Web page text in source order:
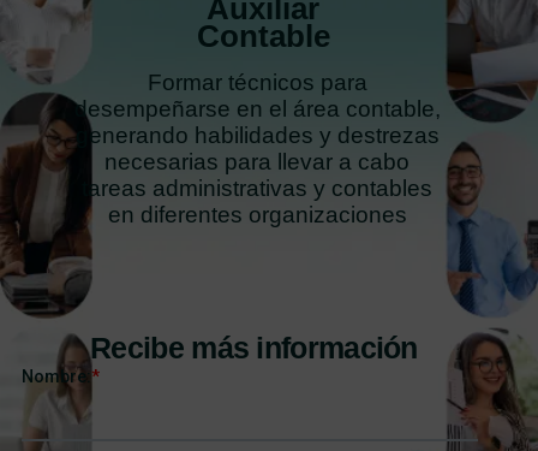
Auxiliar
Contable
Formar técnicos para
desempeñarse en el área contable,
generando habilidades y destrezas
necesarias para llevar a cabo
tareas administrativas y contables
en diferentes organizaciones
Recibe más información